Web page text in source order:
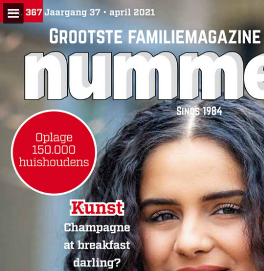
Pagina overzicht
Publicatie rapporteren
Mogelijk gemaakt door Publitas